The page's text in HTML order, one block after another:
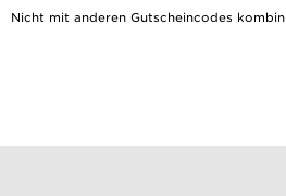
Nicht mit anderen Gutscheincodes